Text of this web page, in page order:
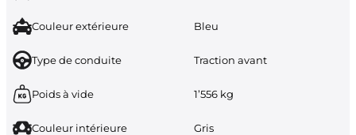
Couleur extérieure Bleu
Type de conduite Traction avant
Poids à vide 1’556 kg
Couleur intérieure Gris